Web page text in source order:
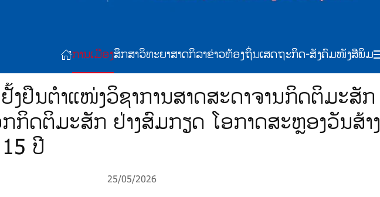
ການເມືອງສຶກສາວິທະຍາສາດກິລາຂ່າວທ້ອງຖິ່ນເສດຖະກິດ-ສັງຄົມໜັງສືພິມ
ຢືນຕຳແໜ່ງວິຊາການສາດສະດາຈານກິດຕິມະສັກ
ກິດຕິມະສັກ ຢ່າງສົມກຽດ ໂອກາດສະຫຼອງວັນສ້າງ
ປີ
25/05/2026